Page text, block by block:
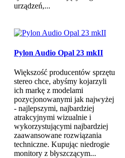
urządzeń,...
Pylon Audio Opal 23 mkII
Większość producentów sprzętu
stereo chce, abyśmy kojarzyli
ich markę z modelami
pozycjonowanymi jak najwyżej
- najlepszymi, najbardziej
atrakcyjnymi wizualnie i
wykorzystującymi najbardziej
zaawansowane rozwiązania
techniczne. Kupując niedrogie
monitory z błyszczącym...